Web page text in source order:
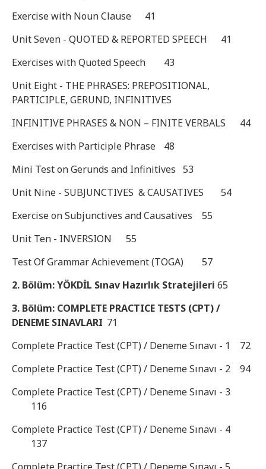
Exercise with Noun Clause
41
Unit Seven - QUOTED & REPORTED SPEECH
41
Exercises with Quoted Speech
43
Unit Eight - THE PHRASES: PREPOSITIONAL,
PARTICIPLE, GERUND, INFINITIVES
INFINITIVE PHRASES & NON – FINITE VERBALS
44
Exercises with Participle Phrase
48
Mini Test on Gerunds and Infinitives 53
Unit Nine - SUBJUNCTIVES & CAUSATIVES
54
Exercise on Subjunctives and Causatives
55
Unit Ten - INVERSION
55
Test Of Grammar Achievement (TOGA)
57
2. Bölüm: YÖKDİL Sınav Hazırlık Stratejileri 65
3. Bölüm: COMPLETE PRACTICE TESTS (CPT) /
DENEME SINAVLARI 71
Complete Practice Test (CPT) / Deneme Sınavı - 1
72
Complete Practice Test (CPT) / Deneme Sınavı - 2
94
Complete Practice Test (CPT) / Deneme Sınavı - 3
116
Complete Practice Test (CPT) / Deneme Sınavı - 4
137